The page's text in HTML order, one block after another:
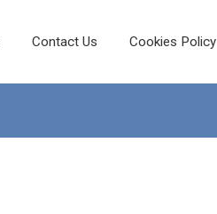
Contact Us Cookies Policy